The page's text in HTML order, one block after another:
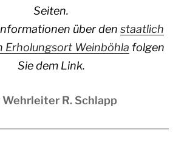
Seiten.
über den staatlich
Erholungsort Weinböhla folgen
Sie dem Link.
Wehrleiter R. Schlapp